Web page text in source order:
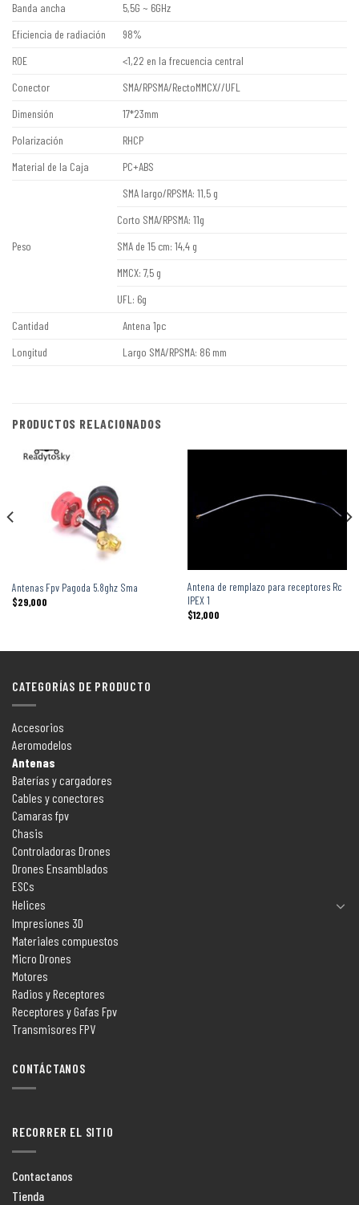
Banda ancha
5,5G ~ 6GHz
Eficiencia de radiación
98%
ROE
<1,22 en la frecuencia central
Conector
SMA/RPSMA/RectoMMCX//UFL
Dimensión
17*23mm
Polarización
RHCP
Material de la Caja
PC+ABS
Peso
SMA largo/RPSMA: 11,5 g
Corto SMA/RPSMA: 11g
SMA de 15 cm: 14,4 g
MMCX: 7,5 g
UFL: 6g
Cantidad
Antena 1pc
Longitud
Largo SMA/RPSMA: 86 mm
PRODUCTOS RELACIONADOS
Antenas Fpv Pagoda 5.8ghz Sma
$29,000
Antena de remplazo para receptores Rc
IPEX 1
$12,000
CATEGORÍAS DE PRODUCTO
Accesorios
Aeromodelos
Antenas
Baterías y cargadores
Cables y conectores
Camaras fpv
Chasis
Controladoras Drones
Drones Ensamblados
ESCs
Helices
Impresiones 3D
Materiales compuestos
Micro Drones
Motores
Radios y Receptores
Receptores y Gafas Fpv
Transmisores FPV
CONTÁCTANOS
RECORRER EL SITIO
Contactanos
Tienda